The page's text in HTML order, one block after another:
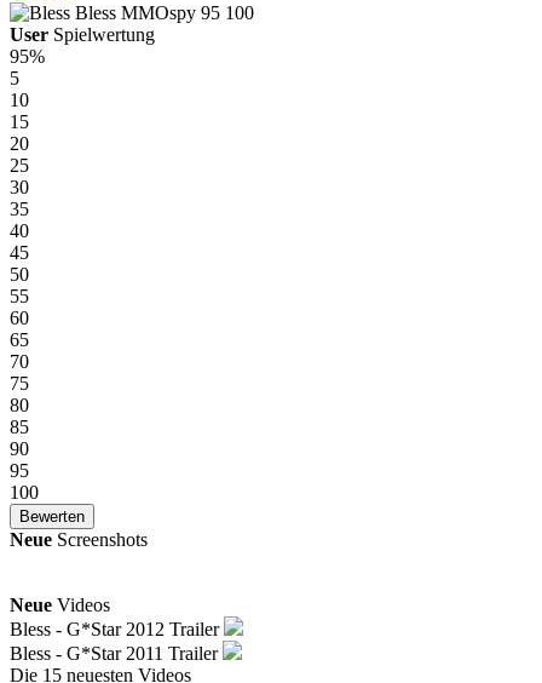
Bless MMOspy 95 100
User Spielwertung
95%
5
10
15
20
25
30
35
40
45
50
55
60
65
70
75
80
85
90
95
100
Neue Screenshots
Neue Videos
Bless - G*Star 2012 Trailer
Bless - G*Star 2011 Trailer
Die 15 neuesten Videos